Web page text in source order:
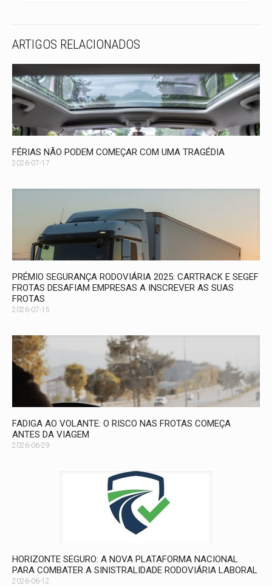
ARTIGOS RELACIONADOS
FÉRIAS NÃO PODEM COMEÇAR COM UMA TRAGÉDIA
2026-07-17
PRÉMIO SEGURANÇA RODOVIÁRIA 2025: CARTRACK E SEGEF
FROTAS DESAFIAM EMPRESAS A INSCREVER AS SUAS
FROTAS
2026-07-15
FADIGA AO VOLANTE: O RISCO NAS FROTAS COMEÇA
ANTES DA VIAGEM
2026-06-29
HORIZONTE SEGURO: A NOVA PLATAFORMA NACIONAL
PARA COMBATER A SINISTRALIDADE RODOVIÁRIA LABORAL
2026-06-12